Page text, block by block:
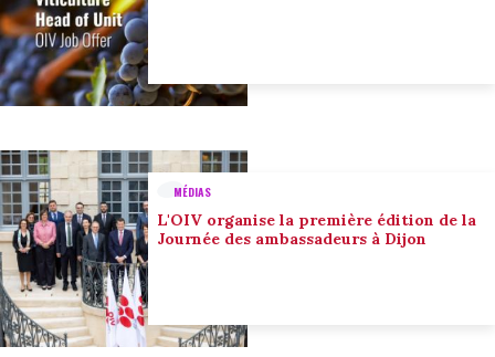
MÉDIAS
L'OIV organise la première édition de la
Journée des ambassadeurs à Dijon